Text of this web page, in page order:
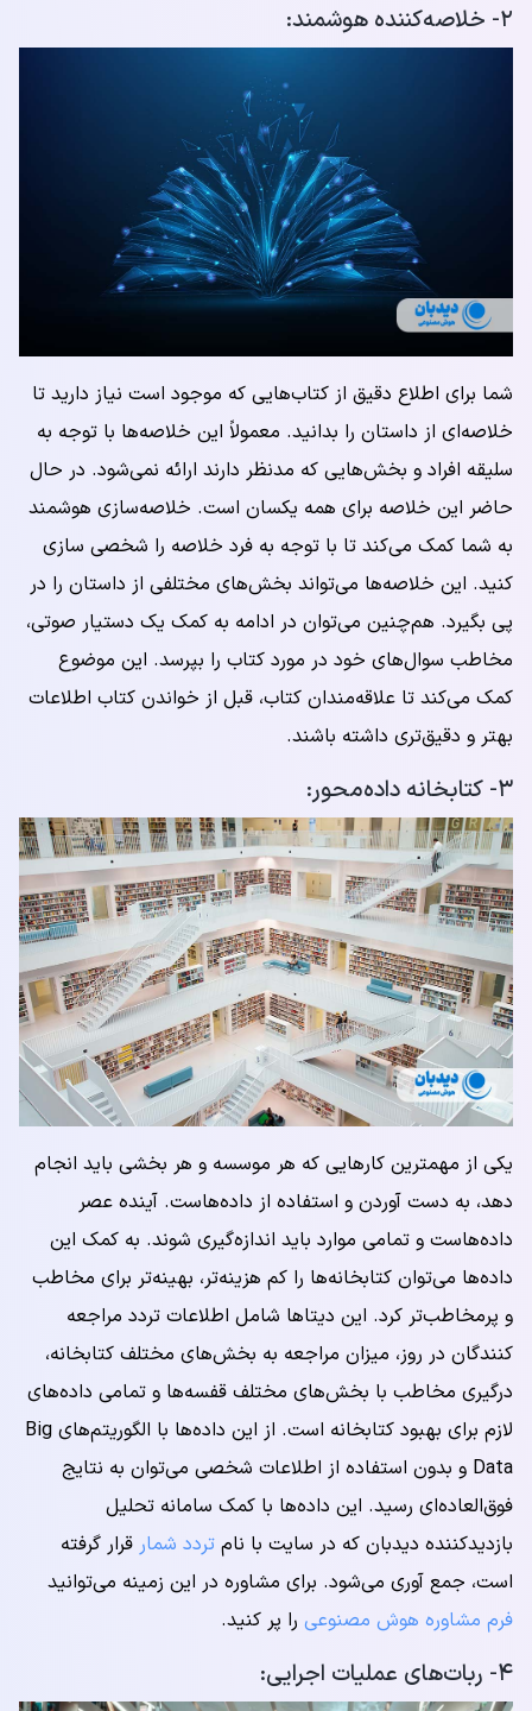
۲- خلاصه‌کننده هوشمند:
شما برای اطلاع دقیق از کتاب‌هایی که موجود است نیاز دارید تا
خلاصه‌ای از داستان را بدانید. معمولاً این خلاصه‌ها با توجه به
سلیقه افراد و بخش‌هایی که مدنظر دارند ارائه نمی‌شود. در حال
حاضر این خلاصه برای همه یکسان است. خلاصه‌سازی هوشمند
به شما کمک می‌کند تا با توجه به فرد خلاصه را شخصی سازی
کنید. این خلاصه‌ها می‌تواند بخش‌های مختلفی از داستان را در
پی بگیرد. هم‌چنین می‌توان در ادامه به کمک یک دستیار صوتی،
مخاطب سوال‌های خود در مورد کتاب را بپرسد. این موضوع
کمک می‌کند تا علاقه‌مندان کتاب، قبل از خواندن کتاب اطلاعات
بهتر و دقیق‌تری داشته باشند.
۳- کتابخانه داده‌محور:
یکی از مهمترین کارهایی که هر موسسه و هر بخشی باید انجام
دهد، به دست آوردن و استفاده از داده‌هاست. آینده عصر
داده‌هاست و تمامی موارد باید اندازه‌گیری شوند. به کمک این
داده‌ها می‌توان کتابخانه‌ها را کم هزینه‌تر، بهینه‌تر برای مخاطب
و پرمخاطب‌تر کرد. این دیتاها شامل اطلاعات تردد مراجعه
کنندگان در روز، میزان مراجعه به بخش‌های مختلف کتابخانه،
درگیری مخاطب با بخش‌های مختلف قفسه‌ها و تمامی داده‌های
لازم برای بهبود کتابخانه است. از این داده‌ها با الگوریتم‌های Big
Data و بدون استفاده از اطلاعات شخصی می‌توان به نتایج
فوق‌العاده‌ای رسید. این داده‌ها با کمک سامانه تحلیل
بازدیدکننده دیدبان که در سایت با نام تردد شمار قرار گرفته
است، جمع آوری می‌شود. برای مشاوره در این زمینه می‌توانید
فرم مشاوره هوش مصنوعی را پر کنید.
۴- ربات‌های عملیات اجرایی: